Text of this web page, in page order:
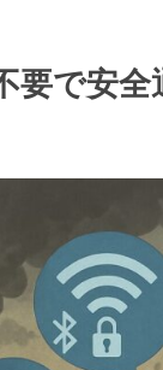
で安全